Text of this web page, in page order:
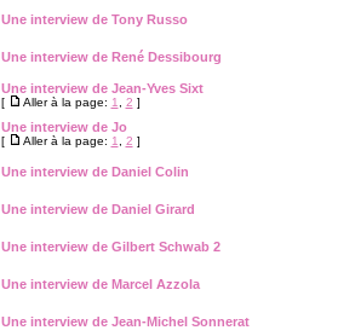
Une interview de Tony Russo
Une interview de René Dessibourg
Une interview de Jean-Yves Sixt
[ Aller à la page: 1 2 ]
Une interview de Jo
[ Aller à la page: 1 2 ]
Une interview de Daniel Colin
Une interview de Daniel Girard
Une interview de Gilbert Schwab 2
Une interview de Marcel Azzola
Une interview de Jean-Michel Sonnerat